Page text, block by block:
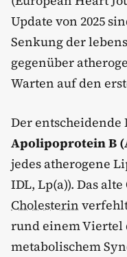
Update von 2025
Senkung der
gegenüber
Warten auf den
Der
Apolipoprotein B
jedes atherogene
IDL, Lp(a)). Das
Cholesterin
rund einem Viertel
metabolischem